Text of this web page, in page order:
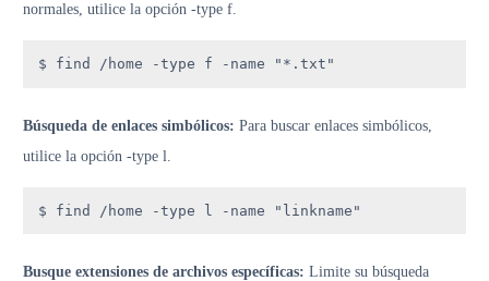
normales, utilice la opción -type f.
$ find /home -type f -name "*.txt"
Búsqueda de enlaces simbólicos: Para buscar enlaces simbólicos,
utilice la opción -type l.
$ find /home -type l -name "linkname"
Busque extensiones de archivos específicas: Limite su búsqueda